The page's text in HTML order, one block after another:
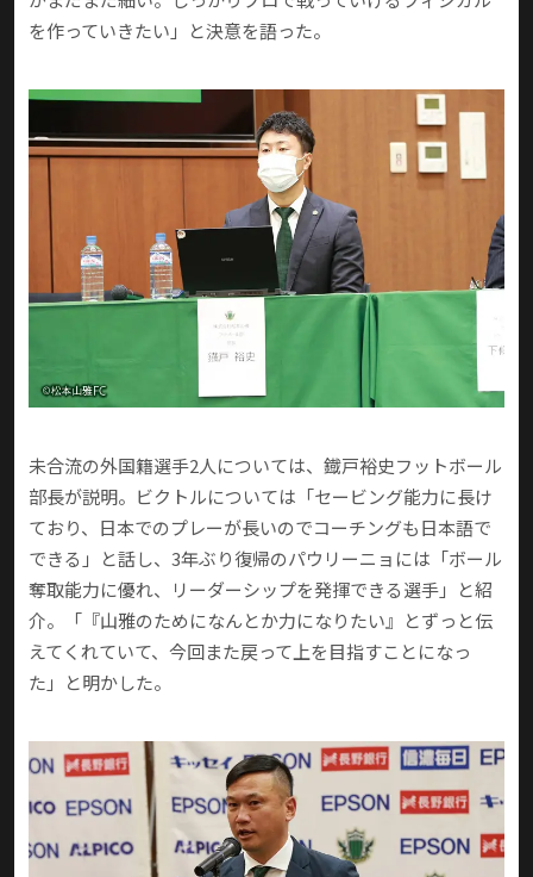
を作っていきたい」と決意を語った。
未合流の外国籍選手2人については、鐡戸裕史フットボール
部長が説明。ビクトルについては「セービング能力に長け
ており、日本でのプレーが長いのでコーチングも日本語で
できる」と話し、3年ぶり復帰のパウリーニョには「ボール
奪取能力に優れ、リーダーシップを発揮できる選手」と紹
介。「『山雅のためになんとか力になりたい』とずっと伝
えてくれていて、今回また戻って上を目指すことになっ
た」と明かした。